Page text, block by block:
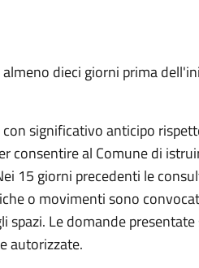
almeno dieci giorni prima
significativo anticipo
consentire al Comune di
15 giorni precedenti le
o movimenti sono
spazi. Le domande
autorizzate.